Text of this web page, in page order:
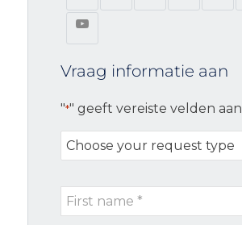
Vraag informatie aan
"*" geeft vereiste velden aan
Choose
your
type
First
name